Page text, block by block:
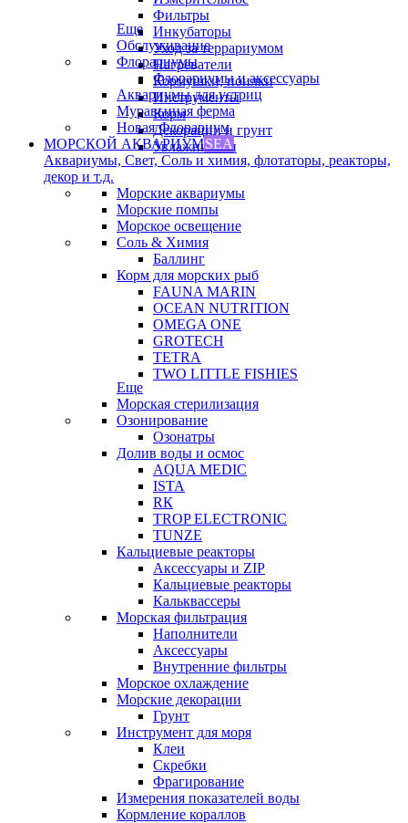
Фильтры
Инкубаторы
Уход за террариумом
Нагреватели
Кормушки, поилки
Инструменты
Корм
Декорации и грунт
Увлажнители
Еще
Обслуживание
Флорариумы
Флорариумы и аксессуары
Аквариумы для устриц
Муравьиная ферма
Новая Флорариум
МОРСКОЙ АКВАРИУМSEA
Аквариумы, Свет, Соль и химия, флотаторы, реакторы,
декор и т.д.
Морские аквариумы
Морские помпы
Морское освещение
Соль & Химия
Баллинг
Корм для морских рыб
FAUNA MARIN
OCEAN NUTRITION
OMEGA ONE
GROTECH
TETRA
TWO LITTLE FISHIES
Еще
Морская стерилизация
Озонирование
Озонатры
Долив воды и осмос
AQUA MEDIC
ISTA
RК
TROP ELECTRONIC
TUNZE
Кальциевые реакторы
Аксессуары и ZIP
Кальциевые реакторы
Кальквассеры
Морская фильтрация
Наполнители
Аксессуары
Внутренние фильтры
Морское охлаждение
Морские декорации
Грунт
Инструмент для моря
Клеи
Скребки
Фрагирование
Измерения показателей воды
Кормление кораллов